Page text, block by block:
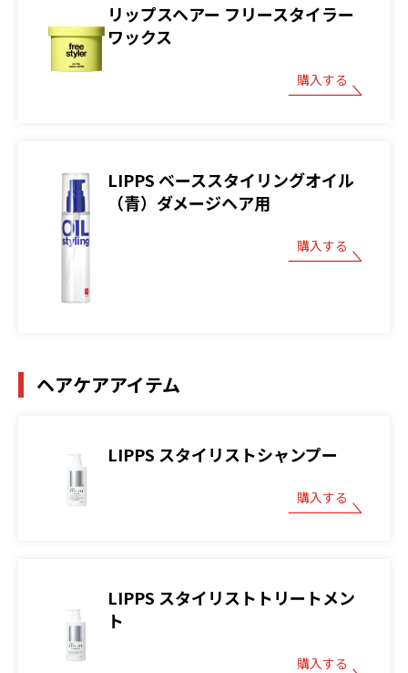
リップスヘアー フリースタイラー
ワックス
購入する
LIPPS ベーススタイリングオイル
（青）ダメージヘア用
購入する
ヘアケアアイテム
LIPPS スタイリストシャンプー
購入する
LIPPS スタイリストトリートメン
ト
購入する